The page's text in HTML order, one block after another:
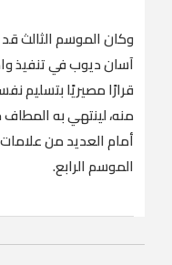
وكان الموسم الثالث
آسان ديوب في تنفيذ
قرارًا مصيريًا بتسليم
منه، لينتهي به
أمام العديد من
الموسم الرابع.